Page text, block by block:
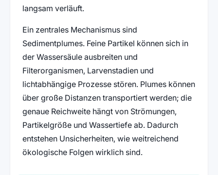
langsam verläuft.
Ein zentrales Mechanismus sind
Sedimentplumes. Feine Partikel können sich in
der Wassersäule ausbreiten und
Filterorganismen, Larvenstadien und
lichtabhängige Prozesse stören. Plumes können
über große Distanzen transportiert werden; die
genaue Reichweite hängt von Strömungen,
Partikelgröße und Wassertiefe ab. Dadurch
entstehen Unsicherheiten, wie weitreichend
ökologische Folgen wirklich sind.